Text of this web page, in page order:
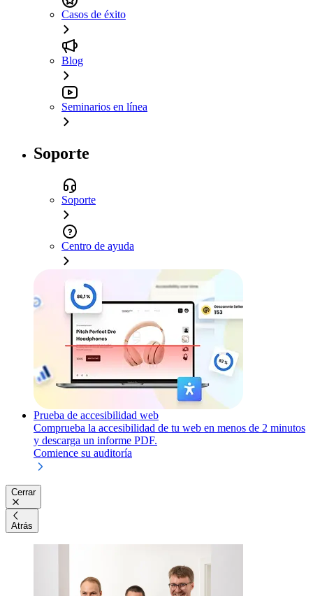
Casos de éxito
Blog
Seminarios en línea
Soporte
Soporte
Centro de ayuda
Prueba de accesibilidad web
Comprueba la accesibilidad de tu web en menos de 2 minutos
y descarga un informe PDF.
Comience su auditoría
Cerrar
Atrás